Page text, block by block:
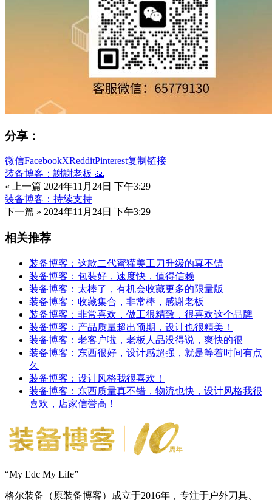
分享：
微信FacebookXRedditPinterest复制链接
装备博客：謝謝老板 🙏
« 上一篇 2024年11月24日 下午3:29
装备博客：持续支持
下一篇 » 2024年11月24日 下午3:29
相关推荐
装备博客：这款二代蜜獾美工刀升级的真不错
装备博客：包装好，速度快，值得信赖
装备博客：太棒了，有机会收藏更多的限量版
装备博客：收藏集合，非常棒，感谢老板
装备博客：非常喜欢，做工很精致，很喜欢这个品牌
装备博客：产品质量超出预期，设计也很精美！
装备博客：老客户啦，老板人品没得说，爽快的很
装备博客：东西很好，设计感超强，就是等着时间有点
久
装备博客：设计风格我很喜欢！
装备博客：东西质量真不错，物流也快，设计风格我很
喜欢，店家信誉高！
“My Edc My Life”
格尔装备（原装备博客）成立于2016年，专注于户外刀具、